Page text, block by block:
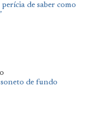
de saber como
de fundo